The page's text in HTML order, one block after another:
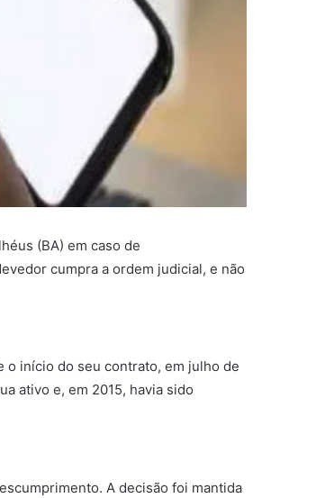
(BA) em caso de
cumpra a ordem judicial, e não
o início do seu contrato, em julho de
ativo e, em 2015, havia sido
A decisão foi mantida